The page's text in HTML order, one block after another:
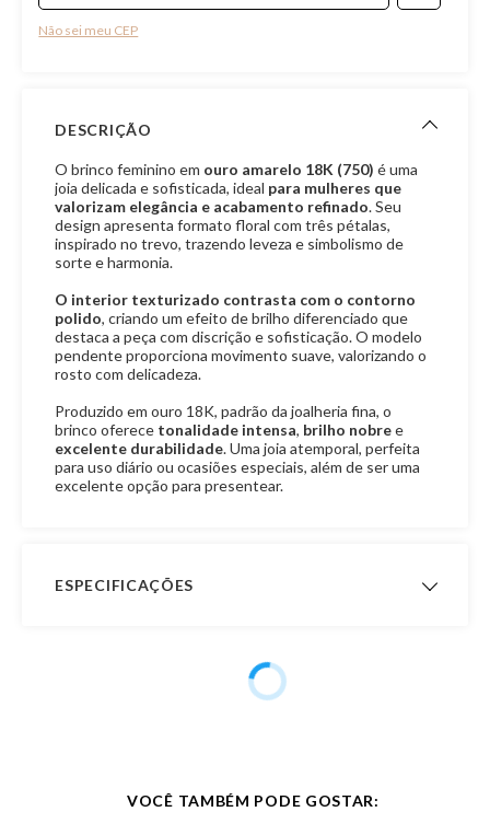
Não sei meu CEP
DESCRIÇÃO
O brinco feminino em ouro amarelo 18K (750) é uma
joia delicada e sofisticada, ideal para mulheres que
valorizam elegância e acabamento refinado. Seu
design apresenta formato floral com três pétalas,
inspirado no trevo, trazendo leveza e simbolismo de
sorte e harmonia.
O interior texturizado contrasta com o contorno
polido, criando um efeito de brilho diferenciado que
destaca a peça com discrição e sofisticação. O modelo
pendente proporciona movimento suave, valorizando o
rosto com delicadeza.
Produzido em ouro 18K, padrão da joalheria fina, o
brinco oferece tonalidade intensa, brilho nobree
excelente durabilidade. Uma joia atemporal, perfeita
para uso diário ou ocasiões especiais, além de ser uma
excelente opção para presentear.
ESPECIFICAÇÕES
12 meses
VOCÊ TAMBÉM PODE GOSTAR: